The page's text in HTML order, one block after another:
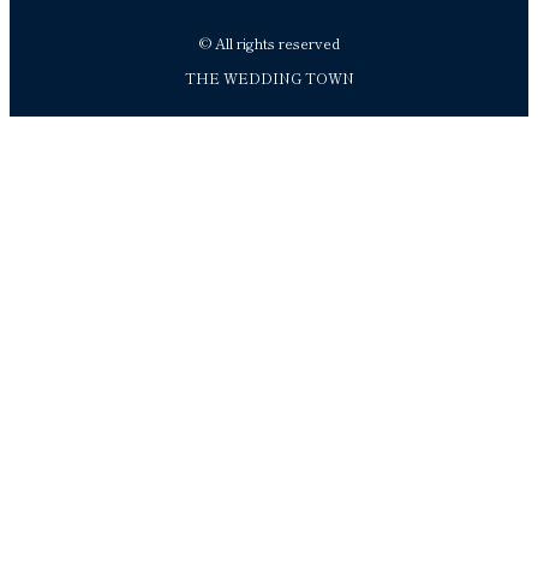
© All rights reserved
THE WEDDING TOWN